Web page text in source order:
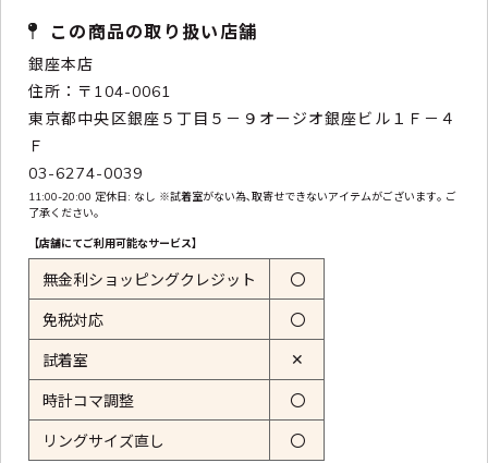
この商品の取り扱い店舗
銀座本店
住所：〒104-0061
東京都中央区銀座５丁目５－９オージオ銀座ビル１Ｆ－４
Ｆ
03-6274-0039
11:00-20:00 定休日: なし ※試着室がない為､取寄せできないアイテムがございます｡ ご
了承ください｡
【店舗にてご利用可能なサービス】
無金利ショッピングクレジット 〇
免税対応 〇
試着室 ✕
時計コマ調整 〇
リングサイズ直し 〇